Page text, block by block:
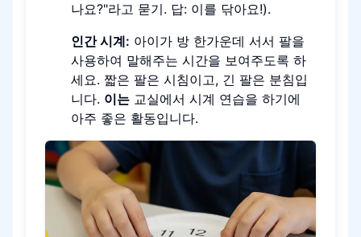
나요?"라고 묻기. 답: 이를 닦아요!).
인간 시계: 아이가 방 한가운데 서서 팔을
사용하여 말해주는 시간을 보여주도록 하
세요. 짧은 팔은 시침이고, 긴 팔은 분침입
니다. 이는 교실에서 시계 연습을 하기에
아주 좋은 활동입니다.